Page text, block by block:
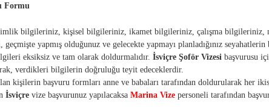
Formu
bilgileriniz, kişisel bilgileriniz, ikamet bilgileriniz, çalışma bilgileriniz,
geçmişte yapmış olduğunuz ve gelecekte yapmayı planladığınız
eksiksiz ve tam olarak doldurmalıdır. İsviçre Şoför Vizesi başvurusu
verdikleri bilgilerin doğruluğu teyit edeceklerdir.
kişilerin başvuru formları anne ve babaları tarafından doldurularak her
İsviçrevize başvurunuz yapılacaksa Marina Vizepersoneli tarafından